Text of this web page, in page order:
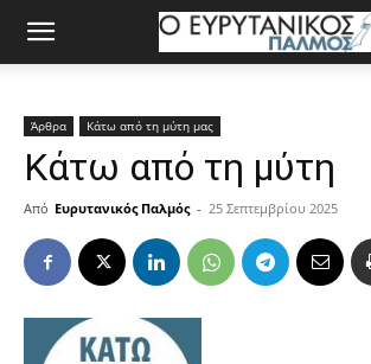
Άρθρα Κάτω από τη μύτη μας
Κάτω από τη μύτη
Από Ευρυτανικός Παλμός - 25 Σεπτεμβρίου 2025